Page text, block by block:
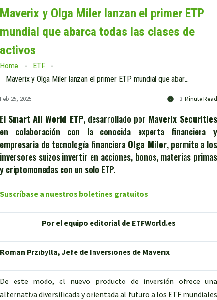
Maverix y Olga Miler lanzan el primer ETP
mundial que abarca todas las clases de
activos
Home
ETF
Maverix y Olga Miler lanzan el primer ETP mundial que abarca todas las clases de activos
Feb 25, 2025 3 Minute Read
El Smart All World ETP, desarrollado por Maverix Securities
en colaboración con la conocida experta financiera y
empresaria de tecnología financiera Olga Miler, permite a los
inversores suizos invertir en acciones, bonos, materias primas
y criptomonedas con un solo ETP.
Suscríbase a nuestros boletines gratuitos
Por el equipo editorial de ETFWorld.es
Roman Przibylla, Jefe de Inversiones de Maverix
De este modo, el nuevo producto de inversión ofrece una
alternativa diversificada y orientada al futuro a los ETF mundiales